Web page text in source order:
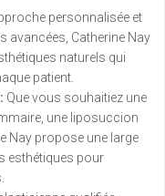
personnalisée et
avancées, Catherine Nay
naturels qui
patient.
Que vous souhaitiez une
une liposuccion
Nay propose une large
esthétiques pour